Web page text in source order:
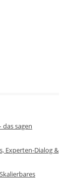
das sagen
Experten-Dialog &